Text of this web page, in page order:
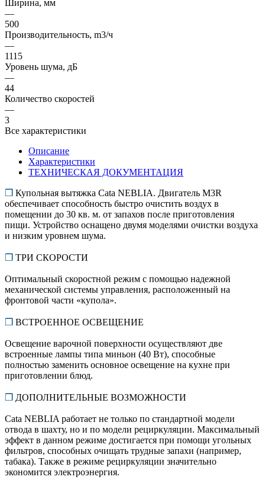
Ширина, мм
—
500
Производительность, m3/ч
—
1115
Уровень шума, дБ
—
44
Количество скоростей
—
3
Все характеристики
Описание
Характеристики
ТЕХНИЧЕСКАЯ ДОКУМЕНТАЦИЯ
❒ Купольная вытяжка Cata NEBLIA. Двигатель M3R
обеспечивает способность быстро очистить воздух в
помещении до 30 кв. м. от запахов после приготовления
пищи. Устройство оснащено двумя моделями очистки воздуха
и низким уровнем шума.
❒ ТРИ СКОРОСТИ
Оптимальный скоростной режим с помощью надежной
механической системы управления, расположенный на
фронтовой части «купола».
❒ ВСТРОЕННОЕ ОСВЕЩЕНИЕ
Освещение варочной поверхности осуществляют две
встроенные лампы типа миньон (40 Вт), способные
полностью заменить основное освещение на кухне при
приготовлении блюд.
❒ ДОПОЛНИТЕЛЬНЫЕ ВОЗМОЖНОСТИ
Cata NEBLIA работает не только по стандартной модели
отвода в шахту, но и по модели рециркуляции. Максимальный
эффект в данном режиме достигается при помощи угольных
фильтров, способных очищать трудные запахи (например,
табака). Также в режиме рециркуляции значительно
экономится электроэнергия.